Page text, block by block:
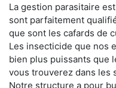
La gestion parasitaire
sont parfaitement
que sont les cafards de
Les insecticide que nos
bien plus puissants que
vous trouverez dans les
Notre structure a pour